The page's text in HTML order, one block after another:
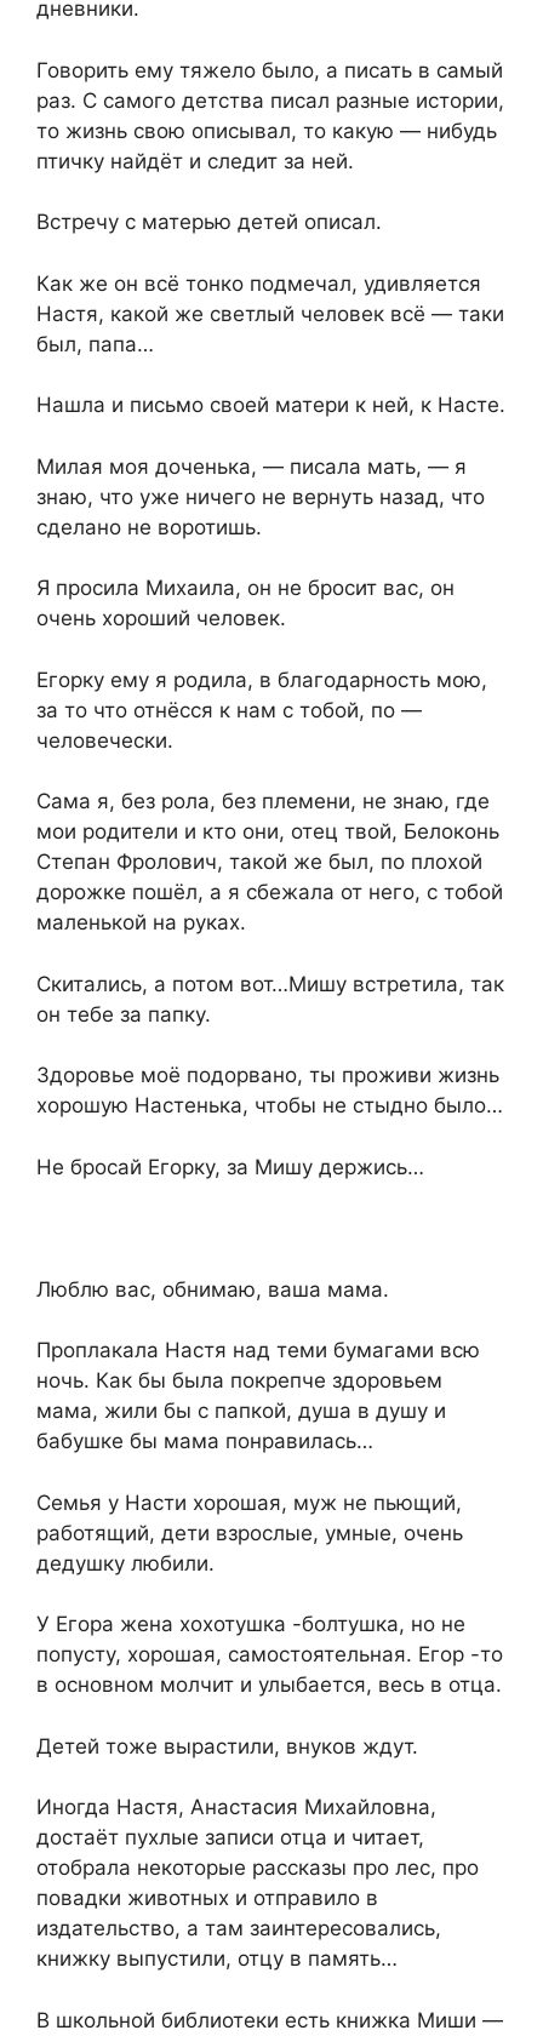
дневники.
Говорить ему тяжело было, а писать в самый
раз. С самого детства писал разные истории,
то жизнь свою описывал, то какую — нибудь
птичку найдёт и следит за ней.
Встречу с матерью детей описал.
Как же он всё тонко подмечал, удивляется
Настя, какой же светлый человек всё — таки
был, папа…
Нашла и письмо своей матери к ней, к Насте.
Милая моя доченька, — писала мать, — я
знаю, что уже ничего не вернуть назад, что
сделано не воротишь.
Я просила Михаила, он не бросит вас, он
очень хороший человек.
Егорку ему я родила, в благодарность мою,
за то что отнёсся к нам с тобой, по —
человечески.
Сама я, без рола, без племени, не знаю, где
мои родители и кто они, отец твой, Белоконь
Степан Фролович, такой же был, по плохой
дорожке пошёл, а я сбежала от него, с тобой
маленькой на руках.
Скитались, а потом вот…Мишу встретила, так
он тебе за папку.
Здоровье моё подорвано, ты проживи жизнь
хорошую Настенька, чтобы не стыдно было…
Не бросай Егорку, за Мишу держись…
Люблю вас, обнимаю, ваша мама.
Проплакала Настя над теми бумагами всю
ночь. Как бы была покрепче здоровьем
мама, жили бы с папкой, душа в душу и
бабушке бы мама понравилась…
Семья у Насти хорошая, муж не пьющий,
работящий, дети взрослые, умные, очень
дедушку любили.
У Егора жена хохотушка -болтушка, но не
попусту, хорошая, самостоятельная. Егор -то
в основном молчит и улыбается, весь в отца.
Детей тоже вырастили, внуков ждут.
Иногда Настя, Анастасия Михайловна,
достаёт пухлые записи отца и читает,
отобрала некоторые рассказы про лес, про
повадки животных и отправило в
издательство, а там заинтересовались,
книжку выпустили, отцу в память…
В школьной библиотеки есть книжка Миши —